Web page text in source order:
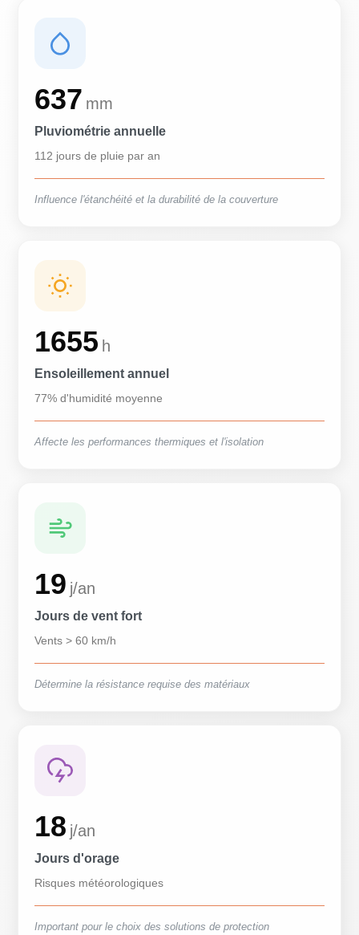
637 mm
Pluviométrie annuelle
112 jours de pluie par an
Influence l'étanchéité et la durabilité de la couverture
1655 h
Ensoleillement annuel
77% d'humidité moyenne
Affecte les performances thermiques et l'isolation
19 j/an
Jours de vent fort
Vents > 60 km/h
Détermine la résistance requise des matériaux
18 j/an
Jours d'orage
Risques météorologiques
Important pour le choix des solutions de protection